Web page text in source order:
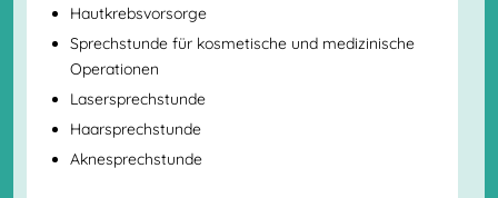
Hautkrebsvorsorge
Sprechstunde für kosmetische und medizinische
Operationen
Lasersprechstunde
Haarsprechstunde
Aknesprechstunde